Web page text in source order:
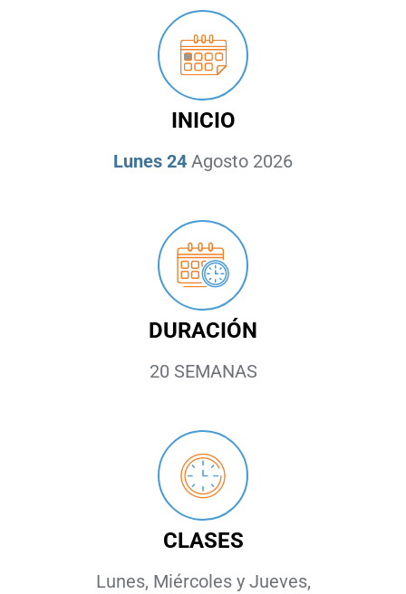
INICIO
Lunes 24 Agosto 2026
DURACIÓN
20 SEMANAS
CLASES
Lunes, Miércoles y Jueves,